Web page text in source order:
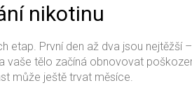
nikotinu
etap. První den až dva jsou
vaše tělo začíná obnovovat
může ještě trvat měsíce.